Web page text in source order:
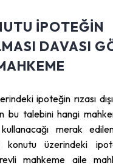
IPOTEĞIN
DAVASI
ipoteğin rızası
bu talebini hangi
merak
üzerindeki
mahkeme aile